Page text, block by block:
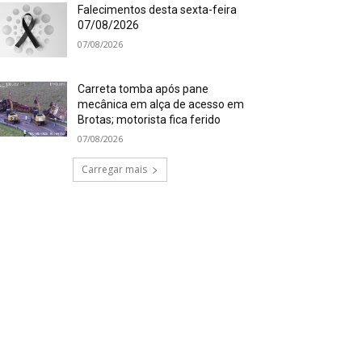
Falecimentos desta sexta-feira
07/08/2026
07/08/2026
Carreta tomba após pane
mecânica em alça de acesso em
Brotas; motorista fica ferido
07/08/2026
Carregar mais